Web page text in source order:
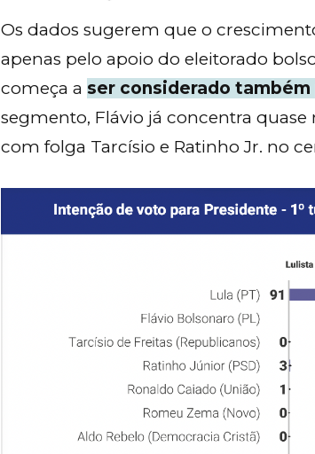
Os dados sugerem que o
apenas pelo apoio do eleitorado
começa a ser considerado
segmento, Flávio já concentra
com folga Tarcísio e Ratinho Jr. no